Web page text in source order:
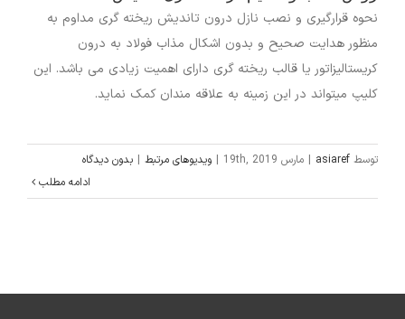
نحوه قرارگیری و نصب نازل درون تاندیش ریخته گری مداوم به
منظور هدایت صحیح و بدون اشکال مذاب فولاد به درون
کریستالیزاتور یا قالب ریخته گری دارای اهمیت زیادی می باشد. این
کلیپ میتواند در این زمینه به علاقه مندان کمک نماید.
توسط asiaref
| مارس 19th, 2019 | ویدیوهای مرتبط | بدون دیدگاه
ادامه مطلب